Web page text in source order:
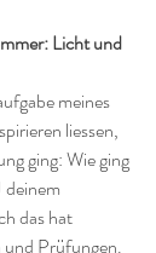
Licht und
meines
liessen,
ging: Wie ging
das hat
und Prüfungen.